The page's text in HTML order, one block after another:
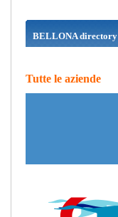
BELLONA directory
Tutte le aziende